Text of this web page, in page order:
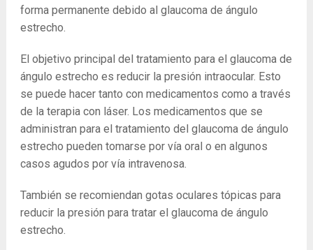
forma permanente debido al glaucoma de ángulo
estrecho.
El objetivo principal del tratamiento para el glaucoma de
ángulo estrecho es reducir la presión intraocular. Esto
se puede hacer tanto con medicamentos como a través
de la terapia con láser. Los medicamentos que se
administran para el tratamiento del glaucoma de ángulo
estrecho pueden tomarse por vía oral o en algunos
casos agudos por vía intravenosa.
También se recomiendan gotas oculares tópicas para
reducir la presión para tratar el glaucoma de ángulo
estrecho.